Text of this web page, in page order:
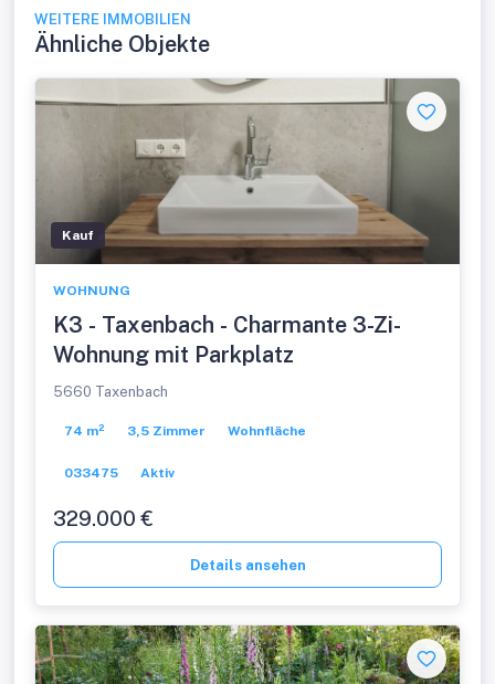
WEITERE IMMOBILIEN
Ähnliche Objekte
Kauf
WOHNUNG
K3 - Taxenbach - Charmante 3-Zi-
Wohnung mit Parkplatz
5660 Taxenbach
74 m² 3,5 Zimmer Wohnfläche
033475 Aktiv
329.000 €
Details ansehen